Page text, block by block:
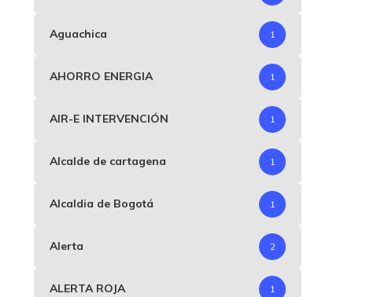
Aguachica 1
AHORRO ENERGIA 1
AIR-E INTERVENCIÓN 1
Alcalde de cartagena 1
Alcaldia de Bogotá 1
Alerta 2
ALERTA ROJA 1